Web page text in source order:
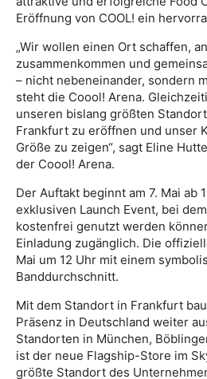
Eröffnung von COOL! ein
„Wir wollen einen Ort schaffen,
zusammenkommen und
– nicht nebeneinander, sondern
steht die Coool! Arena.
unseren bislang größten
Frankfurt zu eröffnen und unser
Größe zu zeigen“, sagt Eline
der Coool! Arena.
Der Auftakt beginnt am 7. Mai ab
exklusiven Launch Event, bei
kostenfrei genutzt werden
Einladung zugänglich. Die
Mai um 12 Uhr mit einem
Banddurchschnitt.
Mit dem Standort in Frankfurt
Präsenz in Deutschland weiter
Standorten in München,
ist der neue Flagship-Store im
größte Standort des